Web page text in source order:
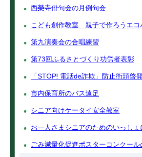
西榮寺俳句会の月例句会
こども創作教室 親子で作ろうエコ
第九演奏会の合唱練習
第73回ふるさとづくり功労者表彰
「STOP! 電話de詐欺」防止街頭啓
市内保育所のバス遠足
シニア向けケータイ安全教室
お一人さまシニアのためのいっし
ごみ減量化促進ポスターコンクール